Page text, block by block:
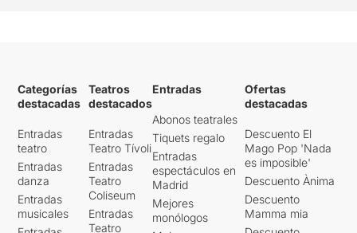
Categorías
destacadas
Entradas
teatro
Entradas
danza
Entradas
musicales
Teatros
destacados
Entradas
Teatro Tívoli
Entradas
Teatro
Coliseum
Entradas
Teatro
Entradas
Abonos teatrales
Tiquets regalo
Entradas
espectáculos en
Madrid
Mejores
monólogos
Ofertas
destacadas
Descuento El
Mago Pop 'Nada
es imposible'
Descuento Ànima
Descuento
Mamma mia